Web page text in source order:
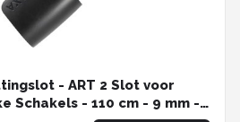
- ART 2 Slot voor
Schakels - 110 cm - 9 mm -